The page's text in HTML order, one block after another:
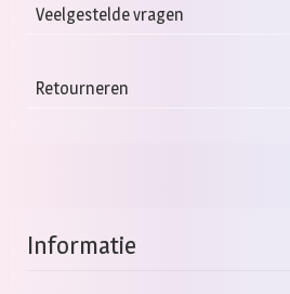
Veelgestelde vragen
Retourneren
Informatie